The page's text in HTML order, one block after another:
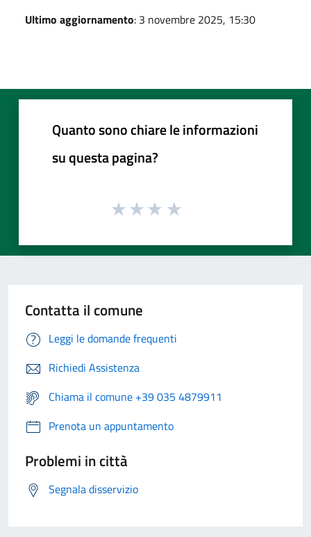
Ultimo aggiornamento: 3 novembre 2025, 15:30
Quanto sono chiare le informazioni
su questa pagina?
Contatta il comune
Leggi le domande frequenti
Richiedi Assistenza
Chiama il comune +39 035 4879911
Prenota un appuntamento
Problemi in città
Segnala disservizio